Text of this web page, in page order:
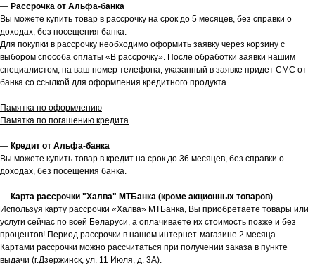
— Рассрочка от Альфа-банка
Вы можете купить товар в рассрочку на срок до 5 месяцев, без справки о
доходах, без посещения банка.
Для покупки в рассрочку необходимо оформить заявку через корзину с
выбором способа оплаты «В рассрочку». После обработки заявки нашим
специалистом, на ваш номер телефона, указанный в заявке придет СМС от
банка со ссылкой для оформления кредитного продукта.
Памятка по оформлению
Памятка по погашению кредита
— Кредит от Альфа-банка
Вы можете купить товар в кредит на срок до 36 месяцев, без справки о
доходах, без посещения банка.
— Карта рассрочки "Халва" МТБанка (кроме акционных товаров)
Используя карту рассрочки «Халва» МТБанка, Вы приобретаете товары или
услуги сейчас по всей Беларуси, а оплачиваете их стоимость позже и без
процентов! Период рассрочки в нашем интернет-магазине 2 месяца.
Картами рассрочки можно рассчитаться при получении заказа в пункте
выдачи (г.Дзержинск, ул. 11 Июля, д. 3А).